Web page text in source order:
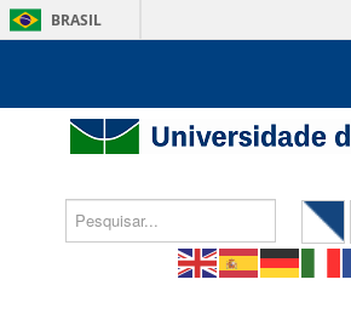
BRASIL